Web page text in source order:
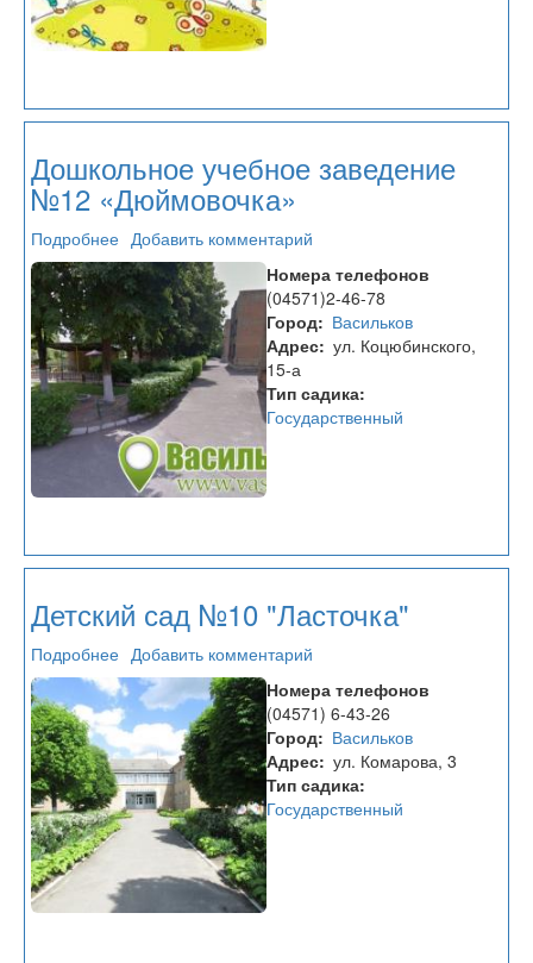
Дошкольное учебное заведение
№12 «Дюймовочка»
Подробнее
Дошкольное
учебное
заведение
№12
«Дюймовочка»
Добавить комментарий
Номера телефонов
(04571)2-46-78
Город
Васильков
Адрес ул. Коцюбинского,
15-а
Тип садика
Государственный
Детский сад №10 "Ласточка"
Подробнее
Детский
сад
№10
"Ласточка"
Добавить комментарий
Номера телефонов
(04571) 6-43-26
Город
Васильков
Адрес ул. Комарова, 3
Тип садика
Государственный